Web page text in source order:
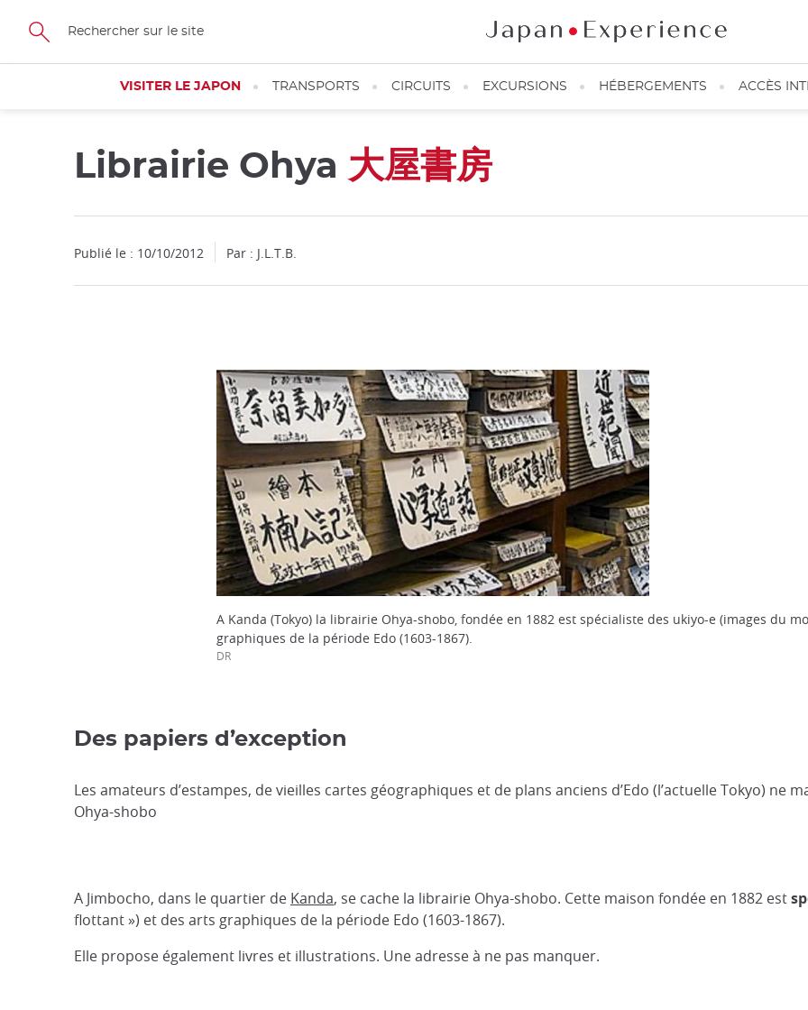
Skip
main
VISITER LE JAPON TRANSPORTS CIRCUITS EXCURSIONS HÉBERGEMENTS ACCÈS
Librairie Ohya 大屋書房
Publié le : 10/10/2012 Par : J.L.T.B.
A Kanda (Tokyo) la librairie Ohya-shobo, fondée en 1882 est spécialiste des ukiyo-e (images du
graphiques de la période Edo (1603-1867).
DR
Des papiers d’exception
Les amateurs d’estampes, de vieilles cartes géographiques et de plans anciens d’Edo (l’actuelle Tokyo) ne
Ohya-shobo
A Jimbocho, dans le quartier de Kanda, se cache la librairie Ohya-shobo. Cette maison fondée en 1882 est
flottant ») et des arts graphiques de la période Edo (1603-1867).
Elle propose également livres et illustrations. Une adresse à ne pas manquer.